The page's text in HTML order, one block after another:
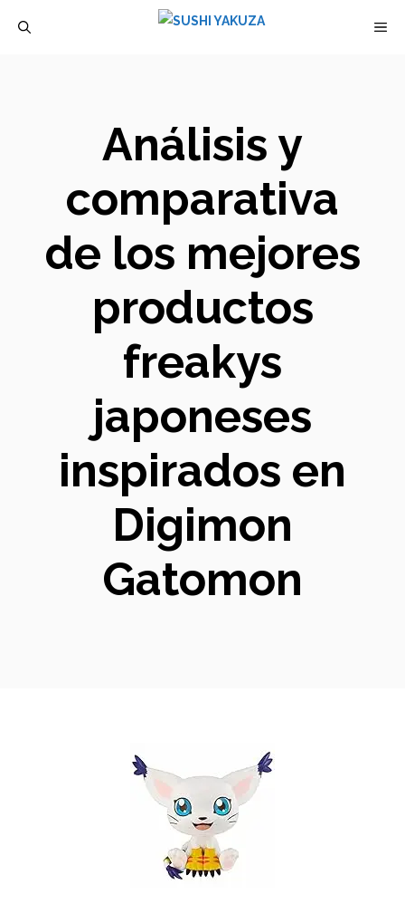
Análisis y
comparativa
de los mejores
productos
freakys
japoneses
inspirados en
Digimon
Gatomon